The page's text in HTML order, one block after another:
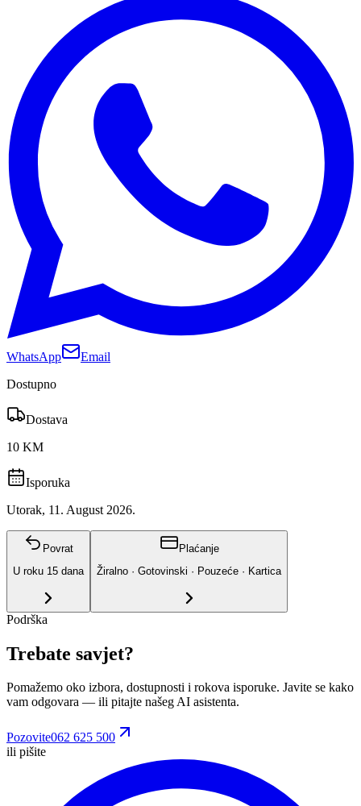
WhatsApp
Email
Dostupno
Dostava
10 KM
Isporuka
Utorak, 11. August 2026.
Povrat
U roku 15 dana
Plaćanje
Žiralno · Gotovinski · Pouzeće · Kartica
Podrška
Trebate savjet?
Pomažemo oko izbora, dostupnosti i rokova isporuke. Javite se kako
vam odgovara — ili pitajte našeg AI asistenta.
Pozovite062 625 500
ili pišite